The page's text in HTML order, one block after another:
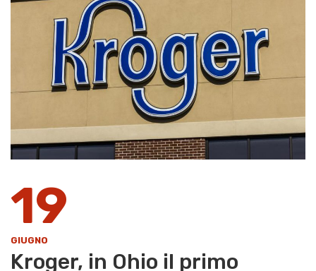
19
GIUGNO
Kroger, in Ohio il primo